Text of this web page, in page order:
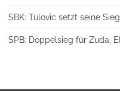
SBK: Tulovic setzt seine
SPB: Doppelsieg für Zuda,